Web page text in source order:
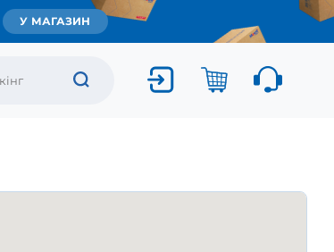
У МАГАЗИН